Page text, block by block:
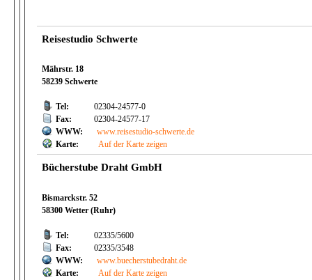
Reisestudio Schwerte
Mährstr. 18
58239 Schwerte
Tel:
02304-24577-0
Fax:
02304-24577-17
WWW:
www.reisestudio-schwerte.de
Karte:
Auf der Karte zeigen
Bücherstube Draht GmbH
Bismarckstr. 52
58300 Wetter (Ruhr)
Tel:
02335/5600
Fax:
02335/3548
WWW:
www.buecherstubedraht.de
Karte:
Auf der Karte zeigen